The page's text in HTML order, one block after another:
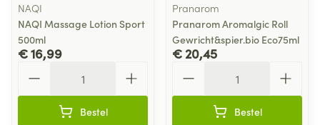
NAQI
NAQI Massage Lotion Sport
500ml
€ 16,99
Bestel
Pranarom
Pranarom Aromalgic Roll
Gewricht&spier.bio Eco75ml
€ 20,45
Bestel